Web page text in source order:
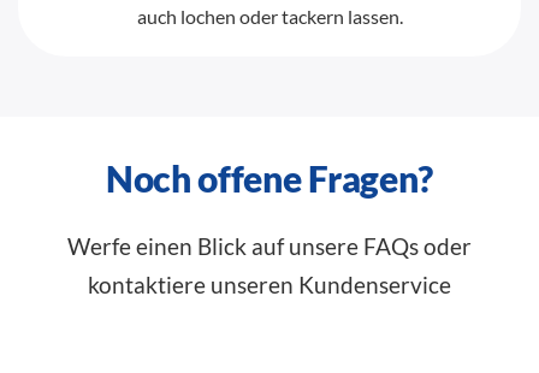
auch lochen oder tackern lassen.
Noch offene Fragen?
Werfe einen Blick auf unsere FAQs oder
kontaktiere unseren Kundenservice